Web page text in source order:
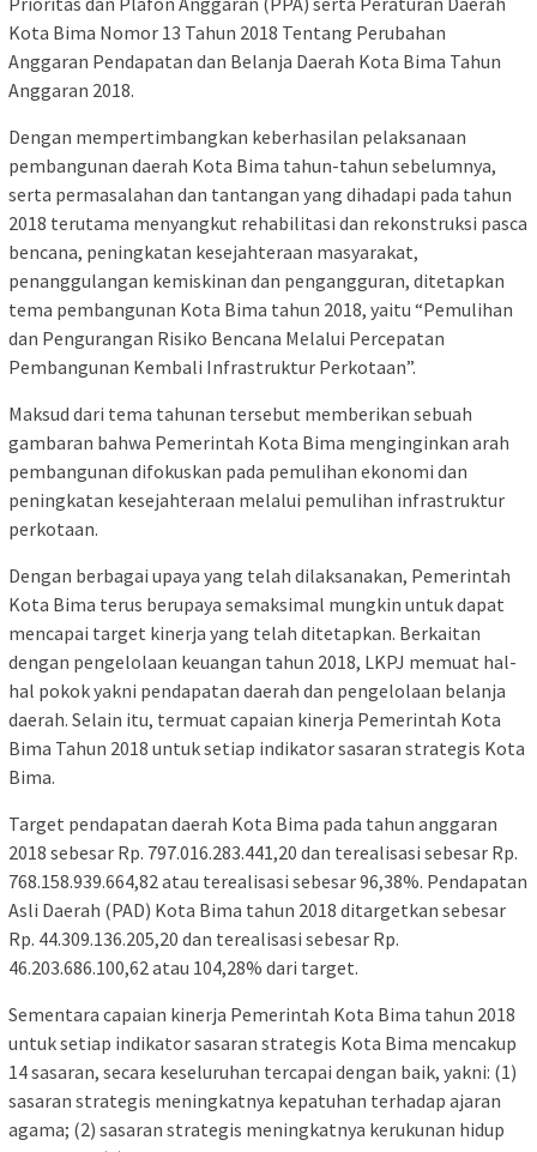
Kota Bima Nomor 13 Tahun 2018 Tentang Perubahan
Anggaran Pendapatan dan Belanja Daerah Kota Bima Tahun
Anggaran 2018.
Dengan mempertimbangkan keberhasilan pelaksanaan
pembangunan daerah Kota Bima tahun-tahun sebelumnya,
serta permasalahan dan tantangan yang dihadapi pada tahun
2018 terutama menyangkut rehabilitasi dan rekonstruksi pasca
bencana, peningkatan kesejahteraan masyarakat,
penanggulangan kemiskinan dan pengangguran, ditetapkan
tema pembangunan Kota Bima tahun 2018, yaitu “Pemulihan
dan Pengurangan Risiko Bencana Melalui Percepatan
Pembangunan Kembali Infrastruktur Perkotaan”.
Maksud dari tema tahunan tersebut memberikan sebuah
gambaran bahwa Pemerintah Kota Bima menginginkan arah
pembangunan difokuskan pada pemulihan ekonomi dan
peningkatan kesejahteraan melalui pemulihan infrastruktur
perkotaan.
Dengan berbagai upaya yang telah dilaksanakan, Pemerintah
Kota Bima terus berupaya semaksimal mungkin untuk dapat
mencapai target kinerja yang telah ditetapkan. Berkaitan
dengan pengelolaan keuangan tahun 2018, LKPJ memuat hal-
hal pokok yakni pendapatan daerah dan pengelolaan belanja
daerah. Selain itu, termuat capaian kinerja Pemerintah Kota
Bima Tahun 2018 untuk setiap indikator sasaran strategis Kota
Bima.
Target pendapatan daerah Kota Bima pada tahun anggaran
2018 sebesar Rp. 797.016.283.441,20 dan terealisasi sebesar Rp.
768.158.939.664,82 atau terealisasi sebesar 96,38%. Pendapatan
Asli Daerah (PAD) Kota Bima tahun 2018 ditargetkan sebesar
Rp. 44.309.136.205,20 dan terealisasi sebesar Rp.
46.203.686.100,62 atau 104,28% dari target.
Sementara capaian kinerja Pemerintah Kota Bima tahun 2018
untuk setiap indikator sasaran strategis Kota Bima mencakup
14 sasaran, secara keseluruhan tercapai dengan baik, yakni: (1)
sasaran strategis meningkatnya kepatuhan terhadap ajaran
agama; (2) sasaran strategis meningkatnya kerukunan hidup